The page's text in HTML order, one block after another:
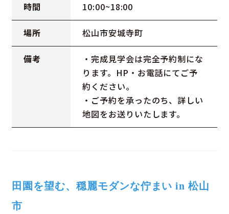
時間 10:00~18:00
場所 松山市安城寺町
備考
・完成見学会は完全予約制にな
ります。HP・お電話にてご予
約ください。
・ご予約を承ったのち、詳しい
地図をお送りいたします。
田園を望む、穏麗モダンな佇まい in 松山
市